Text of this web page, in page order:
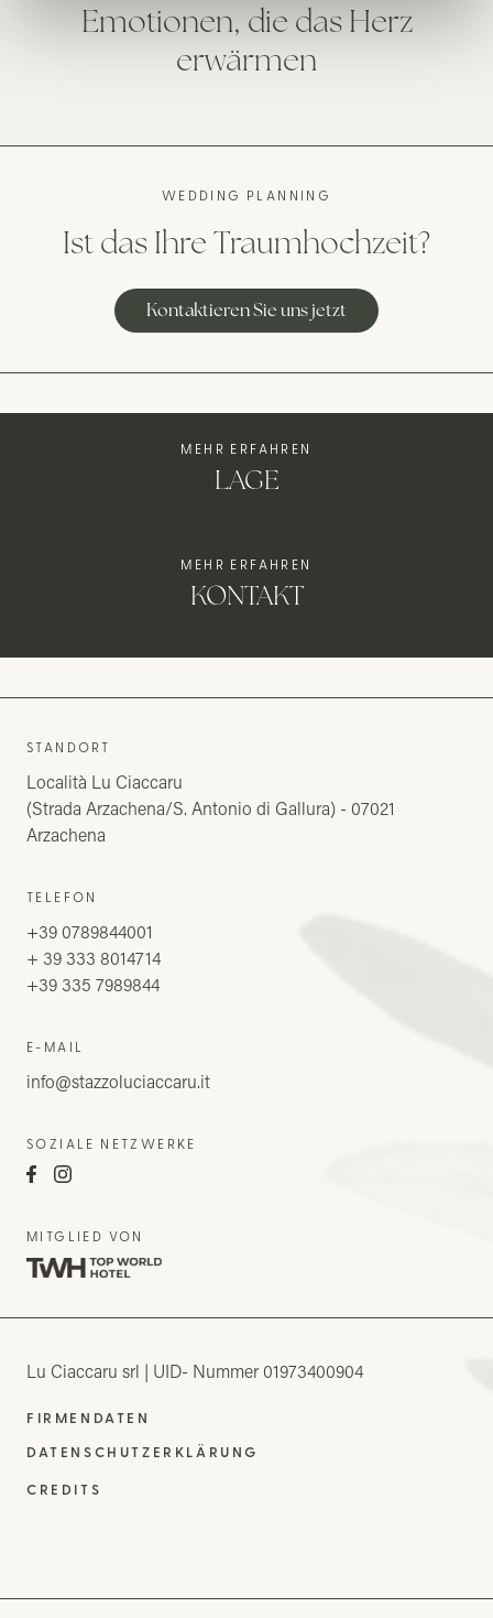
Emotionen, die das Herz
erwärmen
WEDDING PLANNING
Ist das Ihre Traumhochzeit?
Kontaktieren Sie uns jetzt
MEHR ERFAHREN
LAGE
MEHR ERFAHREN
KONTAKT
STANDORT
Località Lu Ciaccaru
(Strada Arzachena/S. Antonio di Gallura) - 07021
Arzachena
TELEFON
+39 0789844001
+ 39 333 8014714
+39 335 7989844
E-MAIL
info@stazzoluciaccaru.it
SOZIALE NETZWERKE
MITGLIED VON
Lu Ciaccaru srl UID- Nummer 01973400904
FIRMENDATEN
DATENSCHUTZERKLÄRUNG
CREDITS